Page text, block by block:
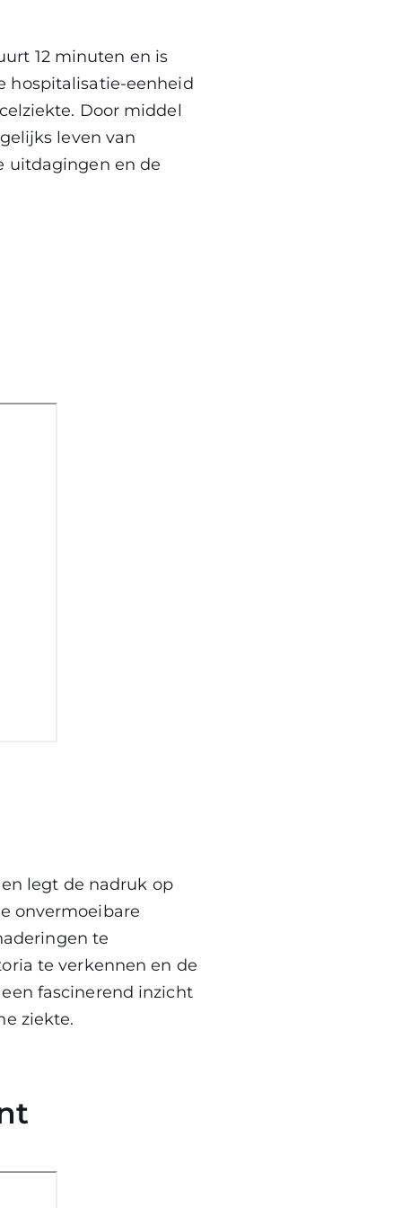
12 minuten en is
hospitalisatie-eenheid
Door middel
leven van
uitdagingen en de
legt de nadruk op
onvermoeibare
te
te verkennen en de
fascinerend inzicht
ziekte.